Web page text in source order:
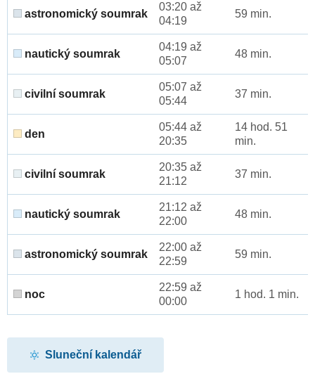
astronomický soumrak
03:20 až
04:19
59 min.
nautický soumrak
04:19 až
05:07
48 min.
civilní soumrak
05:07 až
05:44
37 min.
den
05:44 až
20:35
14 hod. 51
min.
civilní soumrak
20:35 až
21:12
37 min.
nautický soumrak
21:12 až
22:00
48 min.
astronomický soumrak
22:00 až
22:59
59 min.
noc
22:59 až
00:00
1 hod. 1 min.
Sluneční kalendář